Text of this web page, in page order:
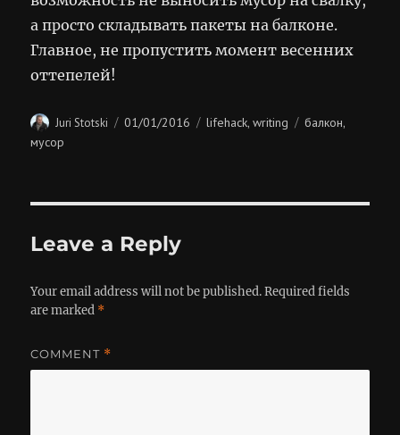
а просто складывать пакеты на балконе.
Главное, не пропустить момент весенних
оттепелей!
Author
Juri Stotski
Posted
01/01/2016 Categories
lifehack,writing Tags
балкон,
мусор
Leave a Reply
Your email address will not be published. Required fields
are marked *
COMMENT *